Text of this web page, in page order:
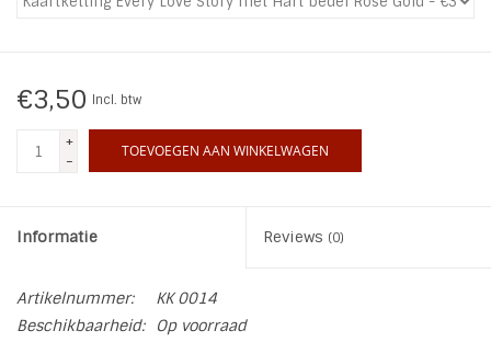
€3,50 Incl. btw
+
-
TOEVOEGEN AAN WINKELWAGEN
Informatie Reviews (0)
Artikelnummer:
KK 0014
Beschikbaarheid:
Op voorraad